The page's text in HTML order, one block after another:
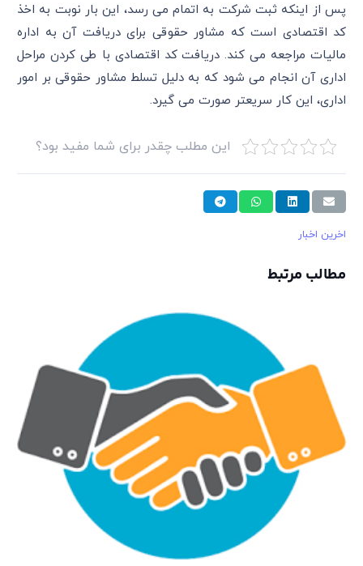
پس از اینکه ثبت شرکت به اتمام می رسد، این بار نوبت به اخذ
کد اقتصادی است که مشاور حقوقی برای دریافت آن به اداره
مالیات مراجعه می کند. دریافت کد اقتصادی با طی کردن مراحل
اداری آن انجام می شود که به دلیل تسلط مشاور حقوقی بر امور
اداری، این کار سریعتر صورت می گیرد.
این مطلب چقدر برای شما مفید بود؟
اخرین اخبار
مطالب مرتبط